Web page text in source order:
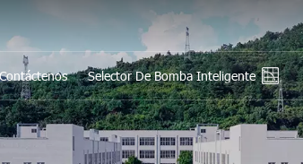
Selector De Bomba Inteligente